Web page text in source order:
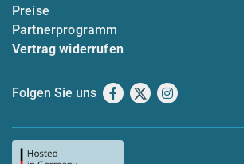
Preise
Partnerprogramm
Vertrag widerrufen
Folgen Sie uns Facebook
X Instagram